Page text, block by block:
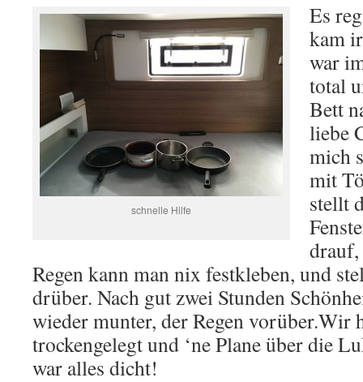
schnelle Hilfe
Es
kam
war
total
Bett
liebe
mich
mit
stellt
Regen kann man nix festkleben, und
drüber. Nach gut zwei Stunden
wieder munter, der Regen vorüber.Wir
trockengelegt und ‘ne Plane über die
war alles dicht!